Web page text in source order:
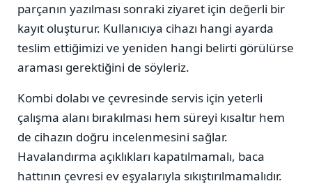
parçanın yazılması sonraki ziyaret için değerli bir
kayıt oluşturur. Kullanıcıya cihazı hangi ayarda
teslim ettiğimizi ve yeniden hangi belirti görülürse
araması gerektiğini de söyleriz.
Kombi dolabı ve çevresinde servis için yeterli
çalışma alanı bırakılması hem süreyi kısaltır hem
de cihazın doğru incelenmesini sağlar.
Havalandırma açıklıkları kapatılmamalı, baca
hattının çevresi ev eşyalarıyla sıkıştırılmamalıdır.